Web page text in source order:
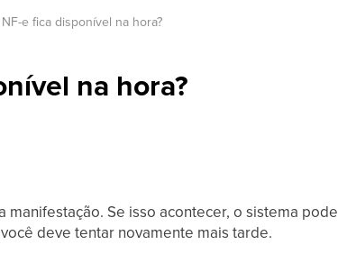
e fica disponível na hora?
na hora?
Se isso acontecer, o sistema pode
deve tentar novamente mais tarde.